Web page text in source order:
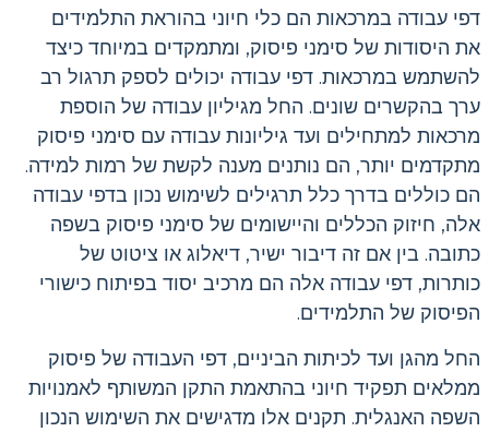
דפי עבודה במרכאות הם כלי חיוני בהוראת התלמידים
את היסודות של סימני פיסוק, ומתמקדים במיוחד כיצד
להשתמש במרכאות. דפי עבודה יכולים לספק תרגול רב
ערך בהקשרים שונים. החל מגיליון עבודה של הוספת
מרכאות למתחילים ועד גיליונות עבודה עם סימני פיסוק
מתקדמים יותר, הם נותנים מענה לקשת של רמות למידה.
הם כוללים בדרך כלל תרגילים לשימוש נכון בדפי עבודה
אלה, חיזוק הכללים והיישומים של סימני פיסוק בשפה
כתובה. בין אם זה דיבור ישיר, דיאלוג או ציטוט של
כותרות, דפי עבודה אלה הם מרכיב יסוד בפיתוח כישורי
הפיסוק של התלמידים.
החל מהגן ועד לכיתות הביניים, דפי העבודה של פיסוק
ממלאים תפקיד חיוני בהתאמת התקן המשותף לאמנויות
השפה האנגלית. תקנים אלו מדגישים את השימוש הנכון